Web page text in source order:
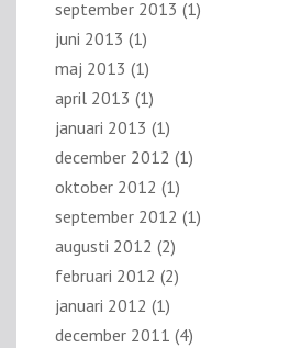
september 2013 (1)
juni 2013 (1)
maj 2013 (1)
april 2013 (1)
januari 2013 (1)
december 2012 (1)
oktober 2012 (1)
september 2012 (1)
augusti 2012 (2)
februari 2012 (2)
januari 2012 (1)
december 2011 (4)